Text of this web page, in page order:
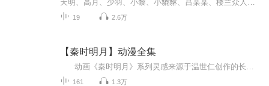
19 2.6万
【秦时明月】动漫全集
161 1.3万